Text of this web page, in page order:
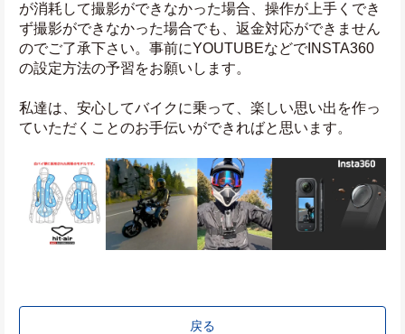
が消耗して撮影ができなかった場合、操作が上手くでき
ず撮影ができなかった場合でも、返金対応ができません
のでご了承下さい。事前にYOUTUBEなどでINSTA360
の設定方法の予習をお願いします。
私達は、安心してバイクに乗って、楽しい思い出を作っ
ていただくことのお手伝いができればと思います。
戻る